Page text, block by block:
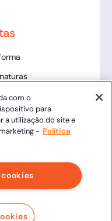
reservados.
939 8º andar,
06460-040
com o
para
a utilização do site e
- Política